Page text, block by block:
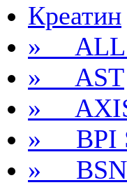
Креатин
» ALL
» AST
»
» BPI
» BSN